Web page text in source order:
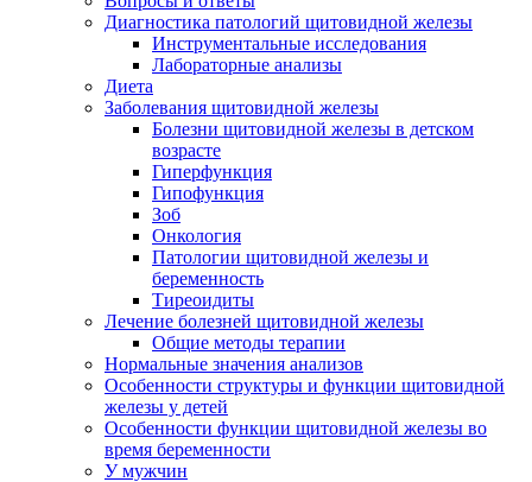
Диагностика патологий щитовидной железы
Инструментальные исследования
Лабораторные анализы
Диета
Заболевания щитовидной железы
Болезни щитовидной железы в детском
возрасте
Гиперфункция
Гипофункция
Зоб
Онкология
Патологии щитовидной железы и
беременность
Тиреоидиты
Лечение болезней щитовидной железы
Общие методы терапии
Нормальные значения анализов
Особенности структуры и функции щитовидной
железы у детей
Особенности функции щитовидной железы во
время беременности
У мужчин